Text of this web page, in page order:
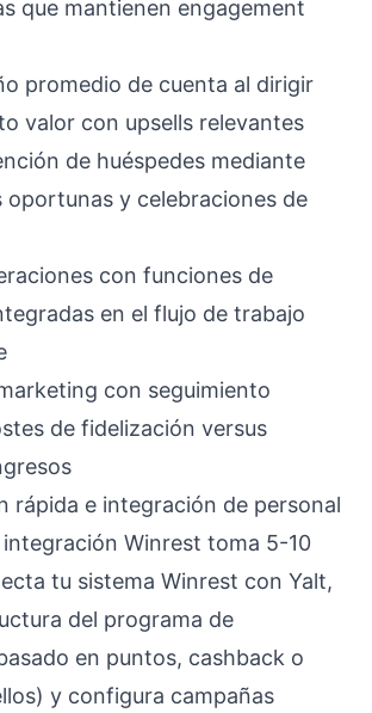
que mantienen engagement
promedio de cuenta al dirigir
valor con upsells relevantes
de huéspedes mediante
oportunas y celebraciones de
con funciones de
en el flujo de trabajo
con seguimiento
de fidelización versus
rápida e integración de personal
Winrest toma 5-10
tu sistema Winrest con Yalt,
del programa de
en puntos, cashback o
y configura campañas